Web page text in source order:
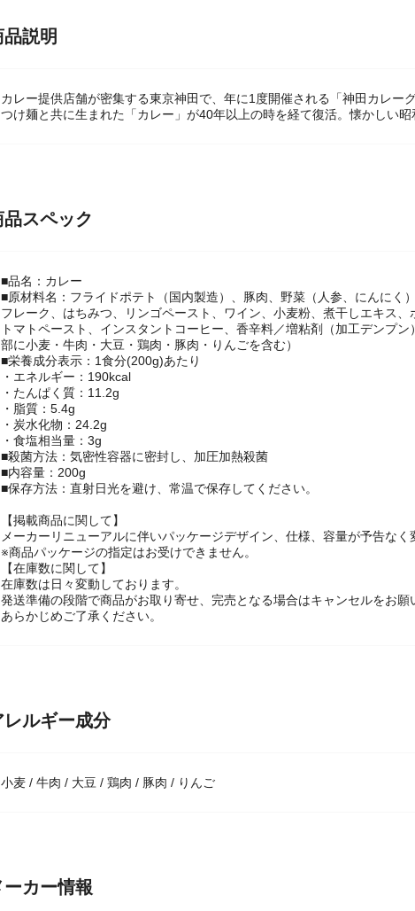
カレー提供店舗が密集する東京神田で、年に1度開催される「神田カレー
■品名：カレー
■原材料名：フライドポテト（国内製造）、豚肉、野菜（人参、にんにく
フレーク、はちみつ、リンゴペースト、ワイン、小麦粉、煮干しエキス
トマトペースト、インスタントコーヒー、香辛料／増粘剤（加工デンプ
部に小麦・牛肉・大豆・鶏肉・豚肉・りんごを含む）
■栄養成分表示：1食分(200g)あたり
・エネルギー：190kcal
・たんぱく質：11.2g
・脂質：5.4g
・炭水化物：24.2g
・食塩相当量：3g
■殺菌方法：気密性容器に密封し、加圧加熱殺菌
■内容量：200g
【掲載商品に関して】
メーカーリニューアルに伴いパッケージデザイン、仕様、容量が予告なく
※商品パッケージの指定はお受けできません。
【在庫数に関して】
在庫数は日々変動しております。
発送準備の段階で商品がお取り寄せ、完売となる場合はキャンセルをお願